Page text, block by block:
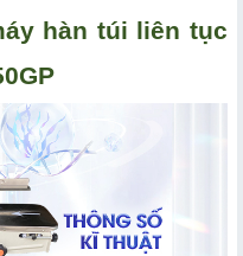
hàn túi liên tục